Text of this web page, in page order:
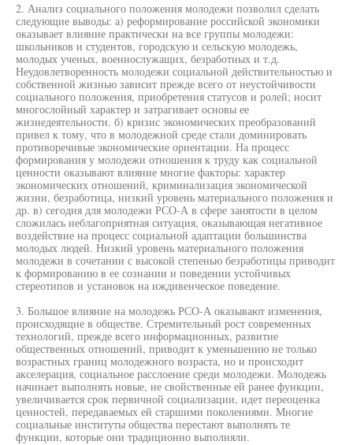
2. Анализ социального положения молодежи позволил сделать
следующие выводы: а) реформирование российской экономики
оказывает влияние практически на все группы молодежи:
школьников и студентов, городскую и сельскую молодежь,
молодых ученых, военнослужащих, безработных и т.д.
Неудовлетворенность молодежи социальной действительностью и
собственной жизнью зависит прежде всего от неустойчивости
социального положения, приобретения статусов и ролей; носит
многослойный характер и затрагивает основы ее
жизнедеятельности. б) кризис экономических преобразований
привел к тому, что в молодежной среде стали доминировать
противоречивые экономические ориентации. На процесс
формирования у молодежи отношения к труду как социальной
ценности оказывают влияние многие факторы: характер
экономических отношений, криминализация экономической
жизни, безработица, низкий уровень материального положения и
др. в) сегодня для молодежи РСО-А в сфере занятости в целом
сложилась неблагоприятная ситуация, оказывающая негативное
воздействие на процесс социальной адаптации большинства
молодых людей. Низкий уровень материального положения
молодежи в сочетании с высокой степенью безработицы приводит
к формированию в ее сознании и поведении устойчивых
стереотипов и установок на иждивенческое поведение.
3. Большое влияние на молодежь РСО-А оказывают изменения,
происходящие в обществе. Стремительный рост современных
технологий, прежде всего информационных, развитие
общественных отношений, приводит к уменьшению не только
возрастных границ молодежного возраста, но и происходит
акселерация, социальное расслоение среди молодежи. Молодежь
начинает выполнять новые, не свойственные ей ранее функции,
увеличивается срок первичной социализации, идет переоценка
ценностей, передаваемых ей старшими поколениями. Многие
социальные институты общества перестают выполнять те
функции, которые они традиционно выполняли.